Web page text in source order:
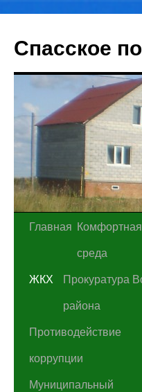
Спасское
Перейти
содержимому
Главная Комфортная
среда
ЖКХ
Прокуратура
района
Противодействие
коррупции
Муниципальный